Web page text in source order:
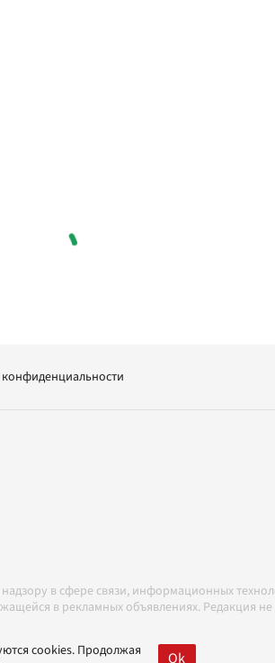
в сфере связи, информационных
в рекламных объявлениях. Редакция
с Правилами
cookies. Продолжая
Ok